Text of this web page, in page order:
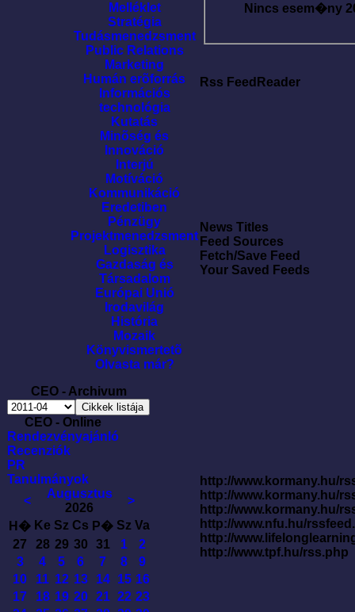
Melléklet
Stratégia
Tudásmenedzsment
Public Relations
Marketing
Humán erõforrás
Információs
technológia
Kutatás
Minõség és
Innováció
Interjú
Motíváció
Kommunikáció
Eredetiben
Pénzügy
Projektmenedzsment
Logisztika
Gazdaság és
Társadalom
Európai Unió
Irodavilág
História
Mozaik
Könyvismertetõ
Olvasta már?
CEO - Archivum
CEO - Online
Rendezvényajánló
Recenziók
PR
Tanulmányok
<
Augusztus
2026
>
H� Ke Sz Cs P� Sz Va
27
28 29 30 31 1
2
3
4 5 6 7 8
9
10
11 12 13 14 15 16
17
18 19 20 21 22 23
Nincs esem�ny
Rss FeedReader
News Titles
Feed Sources
Fetch/Save Feed
Your Saved Feeds
http://www.kormany.hu/
http://www.kormany.hu/
http://www.kormany.hu/
http://www.nfu.hu/
http://
http://www.tpf.hu/rss.php